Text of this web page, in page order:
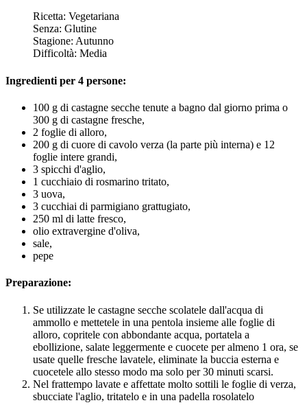
Ricetta: Vegetariana
Senza: Glutine
Stagione: Autunno
Difficoltà: Media
Ingredienti per 4 persone:
100 g di castagne secche tenute a bagno dal giorno prima o
300 g di castagne fresche,
2 foglie di alloro,
200 g di cuore di cavolo verza (la parte più interna) e 12
foglie intere grandi,
3 spicchi d'aglio,
1 cucchiaio di rosmarino tritato,
3 uova,
3 cucchiai di parmigiano grattugiato,
250 ml di latte fresco,
olio extravergine d'oliva,
sale,
pepe
Preparazione:
Se utilizzate le castagne secche scolatele dall'acqua di
ammollo e mettetele in una pentola insieme alle foglie di
alloro, copritele con abbondante acqua, portatela a
ebollizione, salate leggermente e cuocete per almeno 1 ora, se
usate quelle fresche lavatele, eliminate la buccia esterna e
cuocetele allo stesso modo ma solo per 30 minuti scarsi.
Nel frattempo lavate e affettate molto sottili le foglie di verza,
sbucciate l'aglio, tritatelo e in una padella rosolatelo